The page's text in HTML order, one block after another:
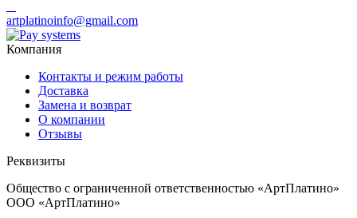
artplatinoinfo@gmail.com
Компания
Контакты и режим работы
Доставка
Замена и возврат
О компании
Отзывы
Реквизиты
Общество с ограниченной ответственностью «АртПлатино»
ООО «АртПлатино»